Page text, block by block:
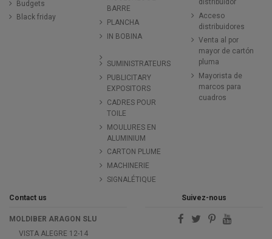
Budgets
Black friday
BARRE
PLANCHA
IN BOBINA
SUMINISTRATEURS
PUBLICITARY
EXPOSITORS
CADRES POUR
TOILE
MOULURES EN
ALUMINIUM
CARTON PLUME
MACHINERIE
SIGNALÉTIQUE
distribuidor
Acceso
distribuidores
Venta al por
mayor de cartón
pluma
Mayorista de
marcos para
cuadros
Contact us
MOLDIBER ARAGON SLU
VISTA ALEGRE 12-14
Suivez-nous